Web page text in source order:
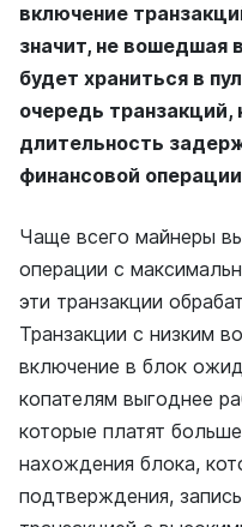
включение
значит, не вошедшая
будет храниться в
очередь транзакций,
длительность
финансовой
Чаще всего майнеры
операции с
эти транзакции
Транзакции с низким
включение в блок
копателям выгоднее
которые платят
нахождения блока,
подтверждения,